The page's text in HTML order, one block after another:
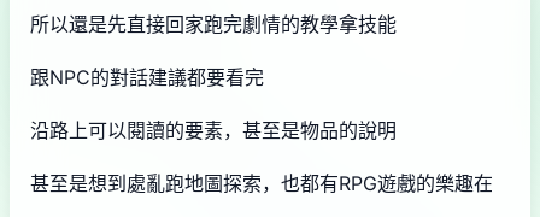
所以還是先直接回家跑完劇情的教學拿技能
跟NPC的對話建議都要看完
沿路上可以閱讀的要素，甚至是物品的說明
甚至是想到處亂跑地圖探索，也都有RPG遊戲的樂趣在